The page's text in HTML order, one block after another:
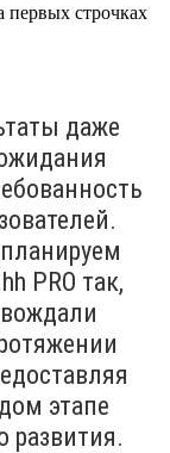
первых строчках
даже
PRO так,
этапе
развития.